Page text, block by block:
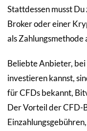
Stattdessen musst
Broker oder einer
als Zahlungsmethode
Beliebte Anbieter,
investieren kannst,
für CFDs bekannt,
Der Vorteil der CFD-